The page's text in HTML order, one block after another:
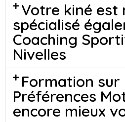
Votre kiné est
spécialisé
Coaching
Nivelles
Formation sur
Préférences
encore mieux